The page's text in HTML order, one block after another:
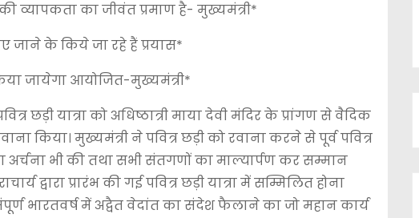
व्यापकता का जीवंत प्रमाण है- मुख्यमंत्री*
जाने के किये जा रहे हैं प्रयास*
जायेगा आयोजित-मुख्यमंत्री*
छड़ी यात्रा को अधिष्ठात्री माया देवी मंदिर के प्रांगण से वैदिक
किया। मुख्यमंत्री ने पवित्र छड़ी को रवाना करने से पूर्व पवित्र
भी की तथा सभी संतगणों का माल्यार्पण कर सम्मान
द्वारा प्रारंभ की गई पवित्र छड़ी यात्रा में सम्मिलित होना
भारतवर्ष में अद्वैत वेदांत का संदेश फैलाने का जो महान कार्य